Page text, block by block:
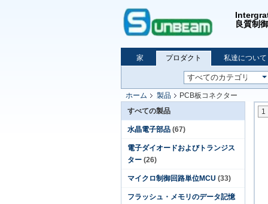
良質制
家 プロダクト 私達について
ホーム 製品
PCB板コネクター
すべての製品
水晶電子部品 (67)
電子ダイオードおよびトランジス
ター (26)
マイクロ制御回路単位MCU (33)
フラッシュ・メモリのデータ記憶
1